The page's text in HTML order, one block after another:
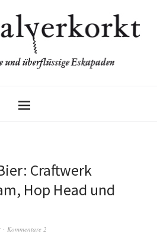
Craftwerk
Hop Head und
Kommentare 2